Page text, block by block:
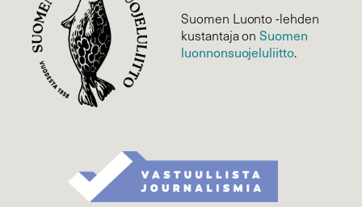
Suomen Luonto -lehden
kustantaja onSuomen
luonnonsuojelu­liitto.